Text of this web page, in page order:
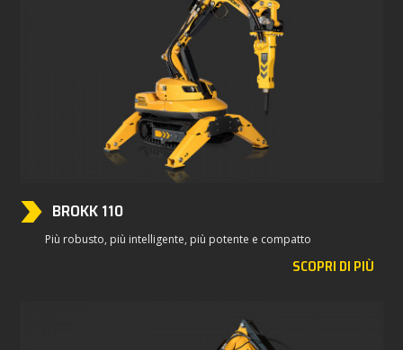
BROKK 110
Più robusto, più intelligente, più potente e compatto
SCOPRI DI PIÙ